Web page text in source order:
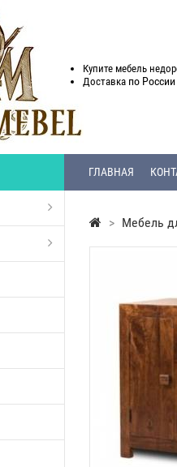
Купите мебель
Доставка по России
ГЛАВНАЯ
> Мебель